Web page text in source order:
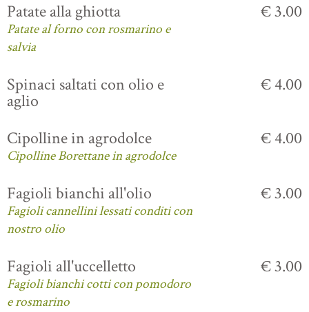
Patate alla ghiotta
Patate al forno con rosmarino e
salvia
€ 3.00
Spinaci saltati con olio e
aglio
€ 4.00
Cipolline in agrodolce
Cipolline Borettane in agrodolce
€ 4.00
Fagioli bianchi all'olio
Fagioli cannellini lessati conditi con
nostro olio
€ 3.00
Fagioli all'uccelletto
Fagioli bianchi cotti con pomodoro
e rosmarino
€ 3.00